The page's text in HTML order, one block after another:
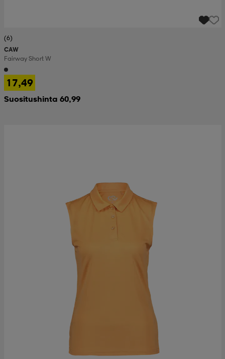
(6)
CAW
Fairway Short W
17,49
Suositushinta 60,99